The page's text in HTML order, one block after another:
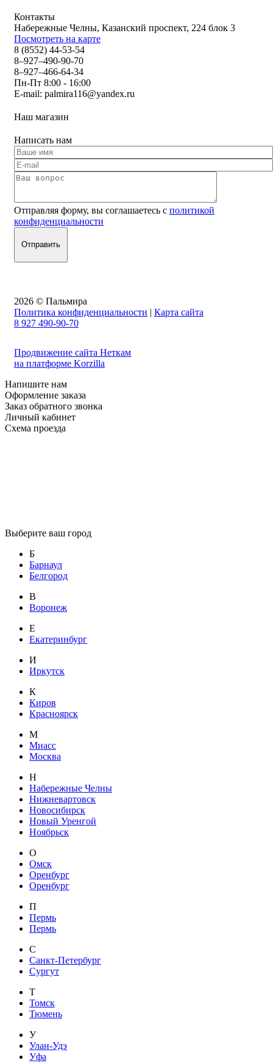
Контакты
Набережные Челны, Казанский проспект, 224 блок 3
Посмотреть на карте
8 (8552) 44-53-54
8–927–490-90-70
8–927–466-64-34
Пн-Пт 8:00 - 16:00
E-mail: palmira116@yandex.ru
Наш магазин
Написать нам
Отправляя форму, вы соглашаетесь с политикой
конфиденциальности
2026 © Пальмира
Политика конфиденциальности | Карта сайта
8 927 490-90-70
Продвижение сайта Неткам
на платформе Korzilla
Напишите нам
Оформление заказа
Заказ обратного звонка
Личный кабинет
Схема проезда
Выберите ваш город
Б
Барнаул
Белгород
В
Воронеж
Е
Екатеринбург
И
Иркутск
К
Киров
Красноярск
М
Миасс
Москва
Н
Набережные Челны
Нижневартовск
Новосибирск
Новый Уренгой
Ноябрьск
О
Омск
Оренбург
Оренбург
П
Пермь
Пермь
С
Санкт-Петербург
Сургут
Т
Томск
Тюмень
У
Улан-Удэ
Уфа